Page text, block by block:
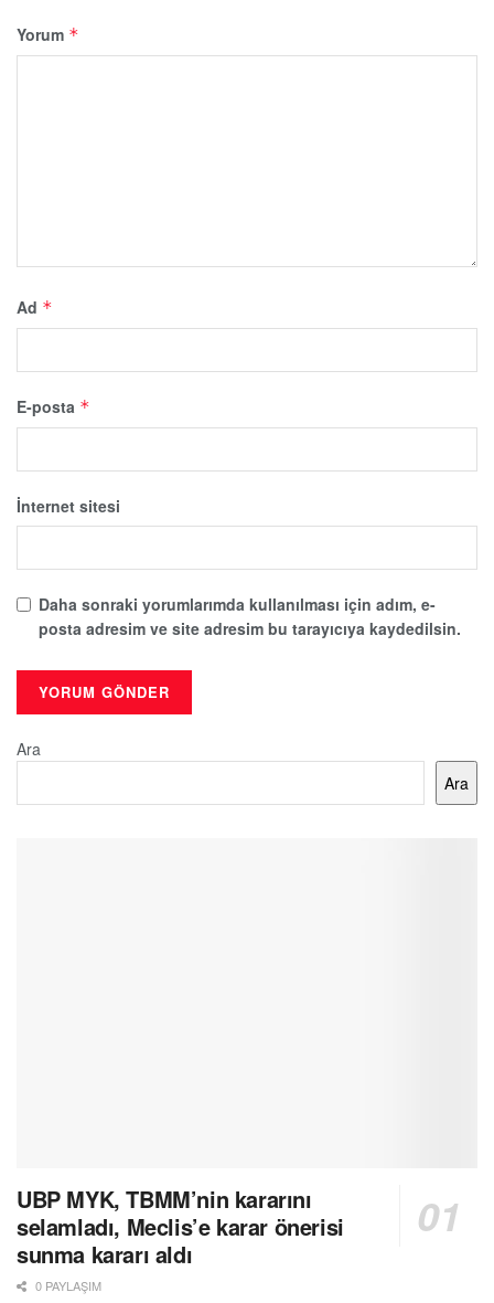
Yorum *
Ad *
E-posta *
İnternet sitesi
Daha sonraki yorumlarımda kullanılması için adım, e-
posta adresim ve site adresim bu tarayıcıya kaydedilsin.
Ara
Ara
UBP MYK, TBMM’nin kararını
selamladı, Meclis’e karar önerisi
sunma kararı aldı
0 PAYLAŞIM